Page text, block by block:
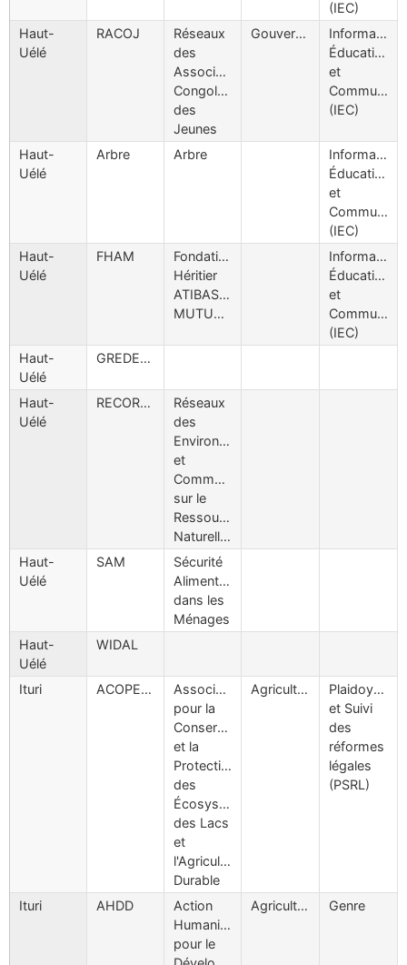
(IEC)
Haut-
Uélé
RACOJ
Réseaux
des
Associations
Congolais
des
Jeunes
Gouvernance
Information
Éducation
et
(IEC)
Haut-
Uélé
Arbre Arbre
Information
Éducation
et
(IEC)
Haut-
Uélé
FHAM
Fondation
Héritier
ATIBASAY
MUTUPEKE
Information
Éducation
et
(IEC)
Haut-
Uélé
GREDEWA
Haut-
Uélé
RECOREN
Réseaux
des
Environnementalistes
et
Communicateurs
sur le
Ressources
Naturelles
Haut-
Uélé
SAM
Sécurité
Alimentaire
dans les
Ménages
Haut-
Uélé
WIDAL
Ituri ACOPELAD
Association
pour la
Conservation
et la
Protection
des
Écosystèmes
des Lacs
et
l'Agriculture
Durable
Agriculture
Plaidoyers
et Suivi
des
réformes
légales
(PSRL)
Ituri AHDD
Action
Humanitaire
pour le
Agriculture Genre